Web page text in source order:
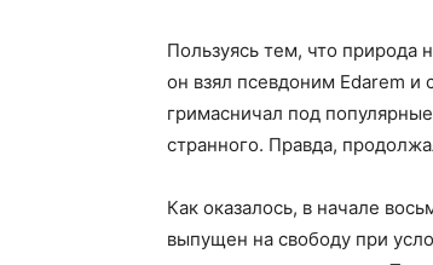
Пользуясь тем, что природа
он взял псевдоним Edarem и
гримасничал под
странного. Правда,
Как оказалось, в начале
выпущен на свободу при